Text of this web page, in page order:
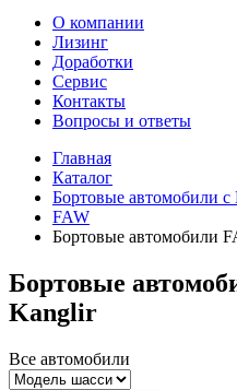
О компании
Лизинг
Доработки
Сервис
Контакты
Вопросы и ответы
Главная
Каталог
Бортовые автомобили
FAW
Бортовые автомобили
Бортовые
Kanglir
Все автомобили